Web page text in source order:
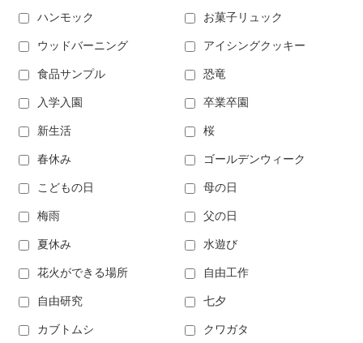
ハンモック お菓子リュック
ウッドバーニング アイシングクッキー
食品サンプル 恐竜
入学入園 卒業卒園
新生活 桜
春休み ゴールデンウィーク
こどもの日 母の日
梅雨 父の日
夏休み 水遊び
花火ができる場所 自由工作
自由研究 七夕
カブトムシ クワガタ